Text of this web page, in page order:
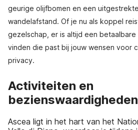
geurige olijfbomen en een
wandelafstand. Of je nu als koppel
gezelschap, er is altijd een
vinden die past bij jouw wensen voor
privacy.
Activiteiten en
Ascea ligt in het hart van het